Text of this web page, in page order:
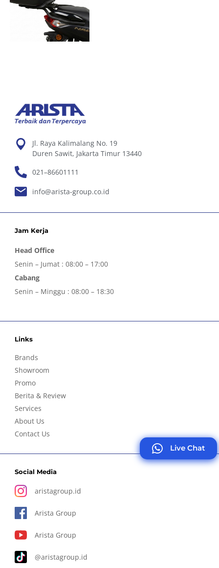
Jl. Raya Kalimalang No. 19
Duren Sawit, Jakarta Timur 13440
021–86601111
info@arista-group.co.id
Jam Kerja
Head Office
Senin – Jumat : 08:00 – 17:00
Cabang
Senin – Minggu : 08:00 – 18:30
Links
Brands
Showroom
Promo
Berita & Review
Services
About Us
Contact Us
Social Media
aristagroup.id
Arista Group
Arista Group
@aristagroup.id
Live Chat